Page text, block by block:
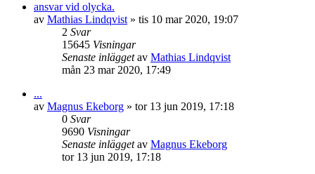
ansvar vid olycka.
av Mathias Lindqvist » tis 10 mar 2020, 19:07
2 Svar
15645 Visningar
Senaste inläggetav Mathias Lindqvist
mån 23 mar 2020, 17:49
...
av Magnus Ekeborg » tor 13 jun 2019, 17:18
0 Svar
9690 Visningar
Senaste inläggetav Magnus Ekeborg
tor 13 jun 2019, 17:18